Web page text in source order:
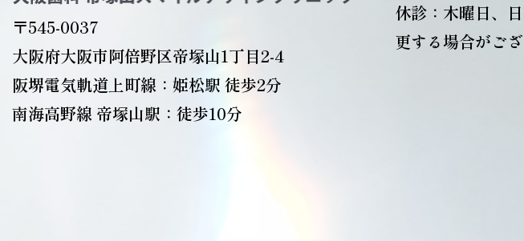
〒545-0037
大阪府大阪市阿倍野区帝塚山1丁目2-4
阪堺電気軌道上町線：姫松駅 徒歩2分
南海高野線 帝塚山駅：徒歩10分
休診：木曜日、
更する場合がござ